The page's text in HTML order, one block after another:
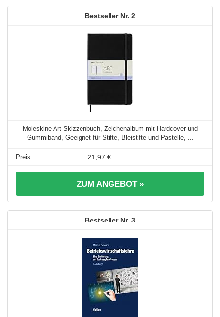
2
Moleskine Art Skizzenbuch, Zeichenalbum mit Hardcover und
Gummiband, Geeignet für Stifte, Bleistifte und Pastelle, ...
21,97 €
ZUM ANGEBOT »
3